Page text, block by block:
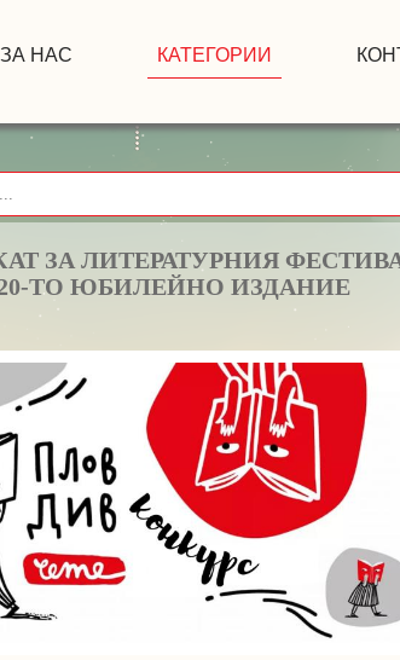
ЗА НАС КАТЕГОРИИ
ЗА ЛИТЕРАТУРНИЯ
ТО ЮБИЛЕЙНО ИЗДАНИЕ